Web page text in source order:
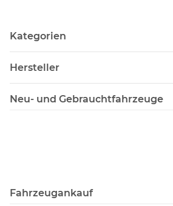
Kategorien
Hersteller
Neu- und Gebrauchtfahrzeuge
Fahrzeugankauf